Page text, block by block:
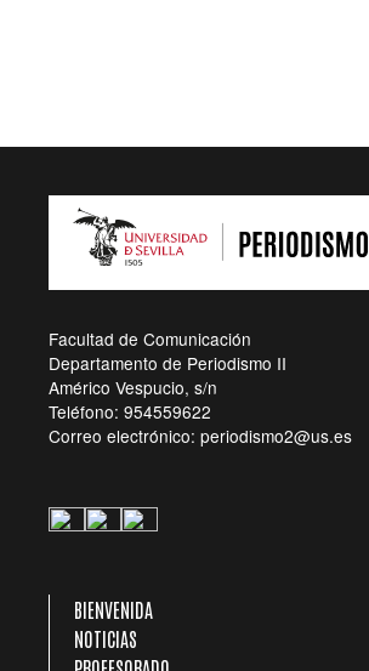
Facultad de Comunicación
Departamento de Periodismo II
Américo Vespucio, s/n
Teléfono: 954559622
Correo electrónico: periodismo2@us.es
NAVEGACIÓN PRINCIPAL
BIENVENIDA
NOTICIAS